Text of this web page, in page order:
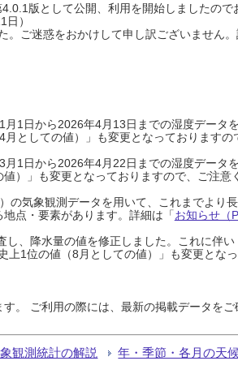
版として公開、利用を開始しましたので
）
ご迷惑をおかけして申し訳ございません
1日から2026年4月13日までの湿度データ
としての値）」も変更となっておりますの
1日から2026年4月22日までの湿度データ
）」も変更となっておりますので、ご注意
気象観測データを用いて、これまでより
点・要素があります。詳細は「お知らせ（
、降水量の値を修正しました。これに伴
上1位の値（8月としての値）」も変更とな
。 ご利用の際には、最新の掲載データを
観測統計の解説 年・季節・各月の天候